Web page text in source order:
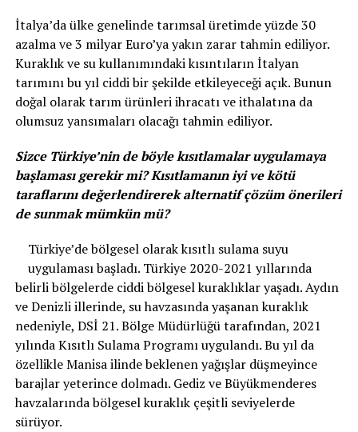
İtalya’da ülke genelinde tarımsal üretimde yüzde 30
azalma ve 3 milyar Euro’ya yakın zarar tahmin ediliyor.
Kuraklık ve su kullanımındaki kısıntıların İtalyan
tarımını bu yıl ciddi bir şekilde etkileyeceği açık. Bunun
doğal olarak tarım ürünleri ihracatı ve ithalatına da
olumsuz yansımaları olacağı tahmin ediliyor.
Sizce Türkiye’nin de böyle kısıtlamalar uygulamaya
başlaması gerekir mi? Kısıtlamanın iyi ve kötü
taraflarını değerlendirerek alternatifçözüm önerileri
de sunmak mümkün mü?
Türkiye’de bölgesel olarak kısıtlı sulama suyu
uygulaması başladı. Türkiye 2020-2021 yıllarında
belirli bölgelerde ciddi bölgesel kuraklıklar yaşadı. Aydın
ve Denizli illerinde, su havzasında yaşanan kuraklık
nedeniyle, DSİ 21. Bölge Müdürlüğü tarafından, 2021
yılında Kısıtlı Sulama Programı uygulandı. Bu yıl da
özellikle Manisa ilinde beklenen yağışlar düşmeyince
barajlar yeterince dolmadı. Gediz ve Büyükmenderes
havzalarında bölgesel kuraklık çeşitli seviyelerde
sürüyor.